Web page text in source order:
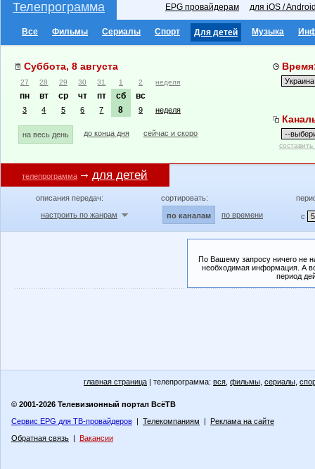
Телепрограмма EPG провайдерам для iOS /
Все Фильмы Сериалы Спорт Для детей Музыка
Суббота, 8 августа
27 28 29 30 31 1 2 неделя
пн вт ср чт пт сб вс
3 4 5 6 7 8 9 неделя
на весь день до конца дня сейчас и скоро
телепрограмма для детей
описания передач:
настроить по жанрам
сортировать:
по каналам по времени с
По Вашему запросу ничего не
необходимая информация. А
период
главная страница | телепрограмма: вся фильмы сериалы
© 2001-2026 Телевизионный портал ВсёТВ
Сервис EPG для ТВ-провайдеров | Телекомпаниям | Реклама на сайте
Обратная связь | Вакансии